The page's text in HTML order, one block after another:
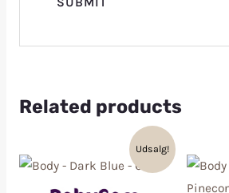
Related products
Udsalg!